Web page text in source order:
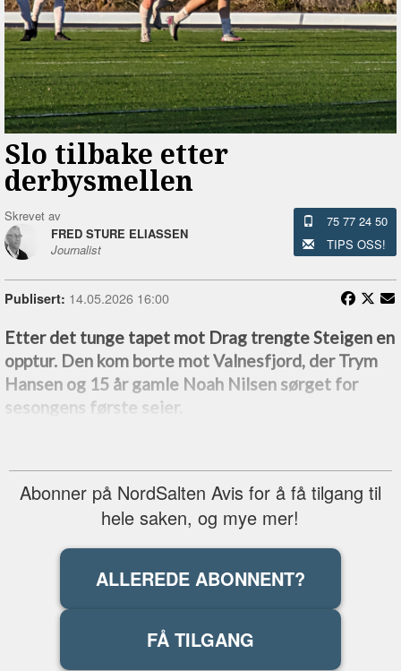
Slo tilbake etter
derbysmellen
Skrevet av
FRED STURE ELIASSEN
Journalist
75 77 24 50
TIPS OSS!
Publisert: 14.05.2026 16:00
Etter det tunge tapet mot Drag trengte Steigen en
opptur. Den kom borte mot Valnesfjord, der Trym
Hansen og 15 år gamle Noah Nilsen sørget for
sesongens første seier.
Abonner på NordSalten Avis for å få tilgang til
hele saken, og mye mer!
ALLEREDE ABONNENT?
FÅ TILGANG